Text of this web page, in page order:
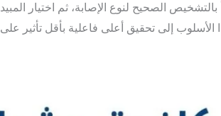
الصحيح لنوع الإصابة، ثم اختيار
إلى تحقيق أعلى فاعلية بأقل تأثير على